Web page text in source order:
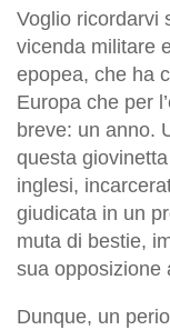
Voglio ricordarvi
vicenda militare
epopea, che ha
Europa che per
breve: un anno.
questa
inglesi,
giudicata in un
muta di bestie,
sua opposizione
Dunque, un